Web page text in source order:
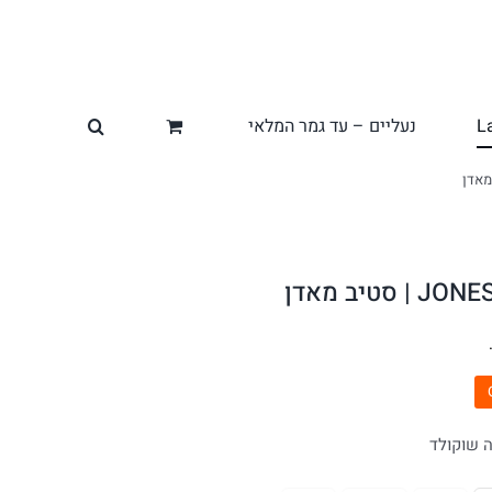
נעליים – עד גמר המלאי